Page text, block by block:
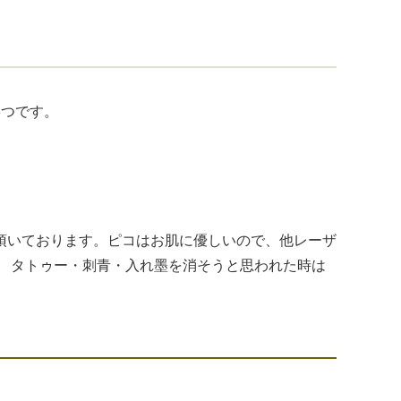
です。
ております。ピコはお肌に優しいので、他レーザ
タトゥー・刺青・入れ墨を消そうと思われた時は